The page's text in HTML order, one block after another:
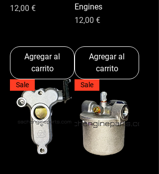
Precio
12,00 €
Agregar al
carrito
Engines
Precio
12,00 €
Agregar al
carrito
Sale Sale